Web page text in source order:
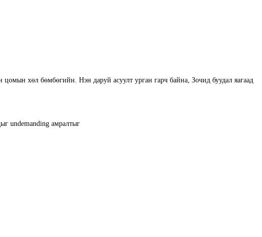
хөл бөмбөгийн. Нэн даруй асуулт урган гарч байна, Зочид буудал яагаад
undemanding амралтыг